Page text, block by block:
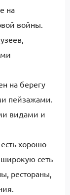
на
войны.
на берегу
пейзажами.
видами и
хорошо
сеть
рестораны,